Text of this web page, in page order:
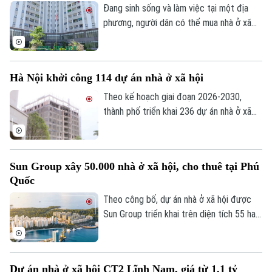
Golf
Sao
Thời trang
Âm nhạc
Đã phát sóng
Đang sinh sống và làm việc tại một địa
phương, người dân có thể mua nhà ở xã
Hà Nội khởi công 114 dự án nhà ở xã hội
Theo kế hoạch giai đoạn 2026-2030,
thành phố triển khai 236 dự án nhà ở xã
290.500 tỷ đồng.
Sun Group xây 50.000 nhà ở xã hội, cho thuê tại Phú
Quốc
Theo công bố, dự án nhà ở xã hội được
Sun Group triển khai trên diện tích 55 ha
Dự án nhà ở xã hội CT2 Lĩnh Nam, giá từ 1,1 tỷ